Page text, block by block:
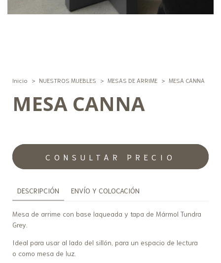
Inicio > NUESTROS MUEBLES > MESAS DE ARRIME > MESA CANNA
MESA CANNA
DESCRIPCIÓN ENVÍO Y COLOCACIÓN
Mesa de arrime con base laqueada y tapa de Mármol Tundra
Grey.
Ideal para usar al lado del sillón, para un espacio de lectura
o como mesa de luz.